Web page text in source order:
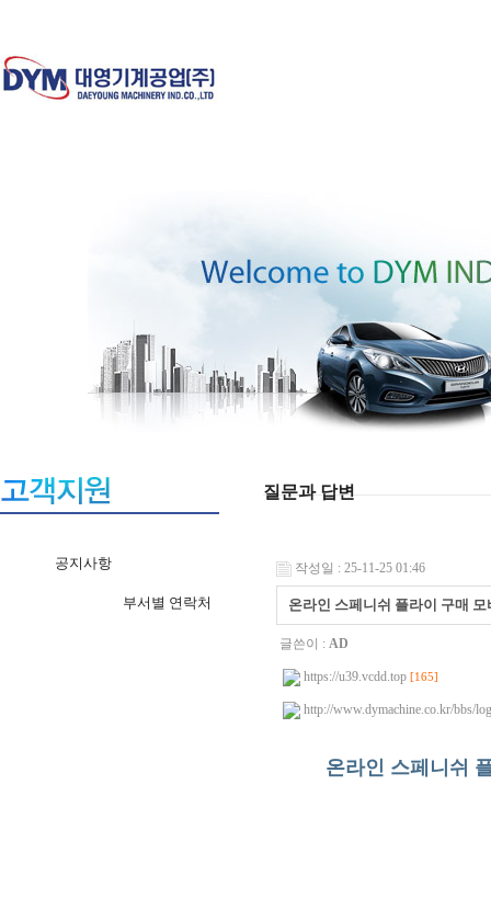
공지사항
부서별 연락처
질문과 답변
작성일 : 25-11-25 01:46
온라인 스페니쉬 플라이 구매
글쓴이 : AD
https://u39.vcdd.top [165]
http://www.dymachine.co.kr/bbs/
온라인 스페니쉬